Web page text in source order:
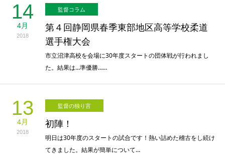
14
4月
2018
監督コラム
第４回静岡県春季東部地区高等学校柔道
選手権大会
市立沼津高校を会場に30年度スタートの団体戦が行われまし
た。結果は…準優勝……
13
4月
2018
監督の独り言
初陣！
明日は30年度のスタートの試合です！熱い詰めた稽古をし続け
てきました。結果が簡単について…